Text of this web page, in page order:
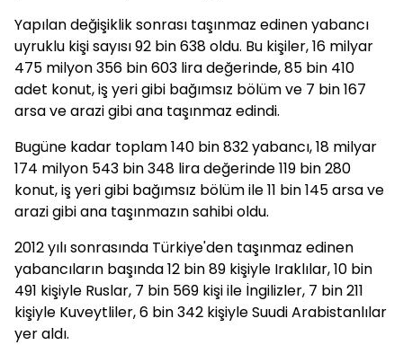
Yapılan değişiklik sonrası taşınmaz edinen yabancı
uyruklu kişi sayısı 92 bin 638 oldu. Bu kişiler, 16 milyar
475 milyon 356 bin 603 lira değerinde, 85 bin 410
adet konut, iş yeri gibi bağımsız bölüm ve 7 bin 167
arsa ve arazi gibi ana taşınmaz edindi.
Bugüne kadar toplam 140 bin 832 yabancı, 18 milyar
174 milyon 543 bin 348 lira değerinde 119 bin 280
konut, iş yeri gibi bağımsız bölüm ile 11 bin 145 arsa ve
arazi gibi ana taşınmazın sahibi oldu.
2012 yılı sonrasında Türkiye'den taşınmaz edinen
yabancıların başında 12 bin 89 kişiyle Iraklılar, 10 bin
491 kişiyle Ruslar, 7 bin 569 kişi ile İngilizler, 7 bin 211
kişiyle Kuveytliler, 6 bin 342 kişiyle Suudi Arabistanlılar
yer aldı.